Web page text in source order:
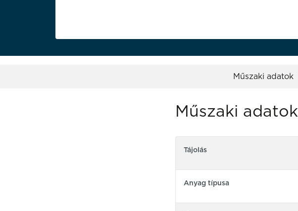
Műszaki adatok
Műszaki adatok
Tájolás
Anyag típusa